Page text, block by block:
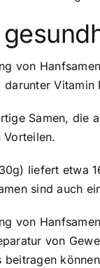
von
Samen, die
liefert etwa
sind auch
von
von
beitragen